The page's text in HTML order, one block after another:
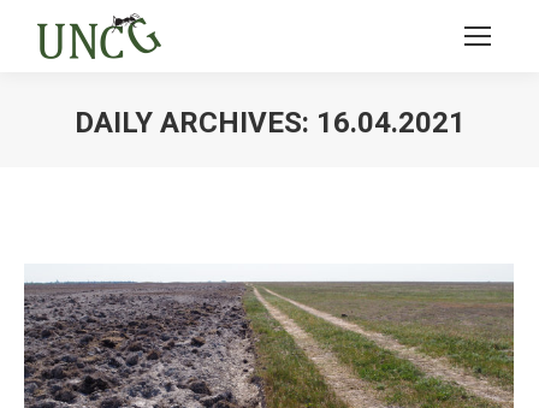
DAILY ARCHIVES: 16.04.2021